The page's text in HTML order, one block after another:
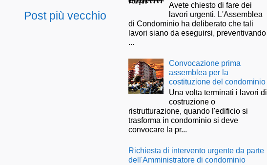
Post più vecchio
Avete chiesto di fare dei
lavori urgenti. L'Assemblea
di Condominio ha deliberato che tali
lavori siano da eseguirsi, preventivando
...
Convocazione prima
assemblea per la
costituzione del condominio
Una volta terminati i lavori di
costruzione o
ristrutturazione, quando l'edificio si
trasforma in condominio si deve
convocare la pr...
Richiesta di intervento urgente da parte
dell'Amministratore di condominio